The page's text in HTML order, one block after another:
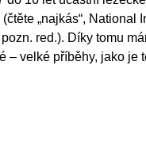
„najkás“, National
red.). Díky tomu
– velké příběhy, jako je